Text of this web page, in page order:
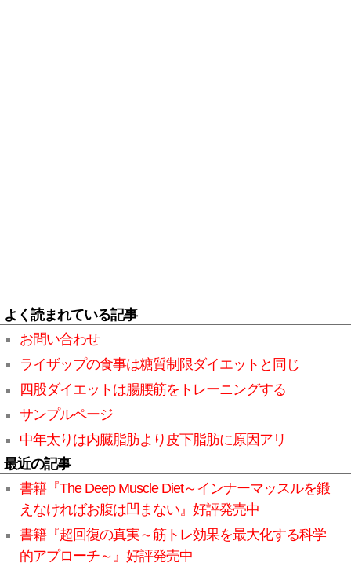
よく読まれている記事
お問い合わせ
ライザップの食事は糖質制限ダイエットと同じ
四股ダイエットは腸腰筋をトレーニングする
サンプルページ
中年太りは内臓脂肪より皮下脂肪に原因アリ
最近の記事
書籍『The Deep Muscle Diet～インナーマッスルを鍛
えなければお腹は凹まない』好評発売中
書籍『超回復の真実～筋トレ効果を最大化する科学
的アプローチ～』好評発売中